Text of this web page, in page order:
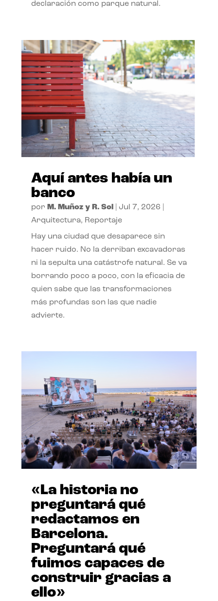
declaración como parque natural.
Aquí antes había un
banco
por M. Muñoz y R. Sol Jul 7, 2026
Arquitectura, Reportaje
Hay una ciudad que desaparece sin
hacer ruido. No la derriban excavadoras
ni la sepulta una catástrofe natural. Se va
borrando poco a poco, con la eficacia de
quien sabe que las transformaciones
más profundas son las que nadie
advierte.
«La historia no
preguntará qué
redactamos en
Barcelona.
Preguntará qué
fuimos capaces de
construir gracias a
ello»